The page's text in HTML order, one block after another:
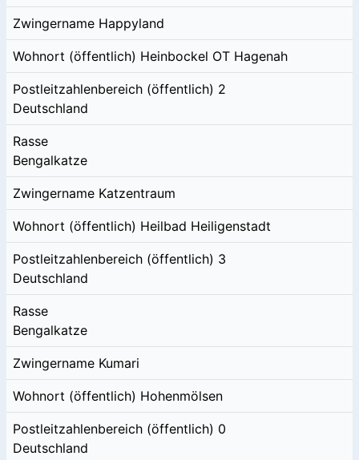
Zwingername Happyland
Wohnort (öffentlich) Heinbockel OT Hagenah
Postleitzahlenbereich (öffentlich) 2
Deutschland
Rasse
Bengalkatze
Zwingername Katzentraum
Wohnort (öffentlich) Heilbad Heiligenstadt
Postleitzahlenbereich (öffentlich) 3
Deutschland
Rasse
Bengalkatze
Zwingername Kumari
Wohnort (öffentlich) Hohenmölsen
Postleitzahlenbereich (öffentlich) 0
Deutschland